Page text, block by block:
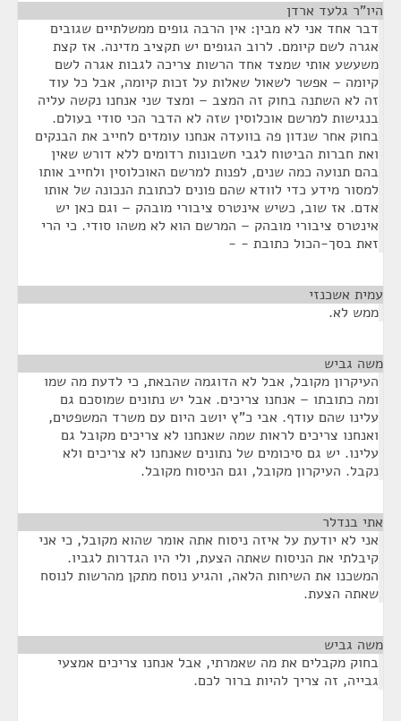
היו"ר גלעד ארדן
דבר אחד אני לא מבין: אין הרבה גופים ממשלתיים שגובים
אגרה לשם קיומם. לרוב הגופים יש תקציב מדינה. אז קצת
משעשע אותי שמצד אחד הרשות צריכה לגבות אגרה לשם
קיומה – אפשר לשאול שאלות על זכות קיומה, אבל כל עוד
זה לא השתנה בחוק זה המצב – ומצד שני אנחנו נקשה עליה
בנגישות למרשם אוכלוסין שזה לא הדבר הכי סודי בעולם.
בחוק אחר שנדון פה בוועדה אנחנו עומדים לחייב את הבנקים
ואת חברות הביטוח לגבי חשבונות רדומים ללא דורש שאין
בהם תנועה כמה שנים, לפנות למרשם האוכלוסין ולחייב אותו
למסור מידע כדי לוודא שהם פונים לכתובת הנכונה של אותו
אדם. אז שוב, כשיש אינטרס ציבורי מובהק – וגם כאן יש
אינטרס ציבורי מובהק – המרשם הוא לא משהו סודי. כי הרי
זאת בסך-הכול כתובת - -
עמית אשכנזי
ממש לא.
משה גביש
העיקרון מקובל, אבל לא הדוגמה שהבאת, כי לדעת מה שמו
ומה כתובתו – אנחנו צריכים. אבל יש נתונים שמוסכם גם
עלינו שהם עודף. אבי כ"ץ יושב היום עם משרד המשפטים,
ואנחנו צריכים לראות שמה שאנחנו לא צריכים מקובל גם
עלינו. יש גם סיכומים של נתונים שאנחנו לא צריכים ולא
נקבל. העיקרון מקובל, וגם הניסוח מקובל.
אתי בנדלר
אני לא יודעת על איזה ניסוח אתה אומר שהוא מקובל, כי אני
קיבלתי את הניסוח שאתה הצעת, ולי היו הגדרות לגביו.
המשכנו את השיחות הלאה, והגיע נוסח מתקן מהרשות לנוסח
שאתה הצעת.
משה גביש
בחוק מקבלים את מה שאמרתי, אבל אנחנו צריכים אמצעי
גבייה, זה צריך להיות ברור לכם.